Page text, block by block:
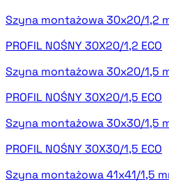
Szyna montażowa 30x20/1,2
PROFIL NOŚNY 30X20/1,2 ECO
Szyna montażowa 30x20/1,5
PROFIL NOŚNY 30X20/1,5 ECO
Szyna montażowa 30x30/1,5
PROFIL NOŚNY 30X30/1,5 ECO
Szyna montażowa 41x41/1,5